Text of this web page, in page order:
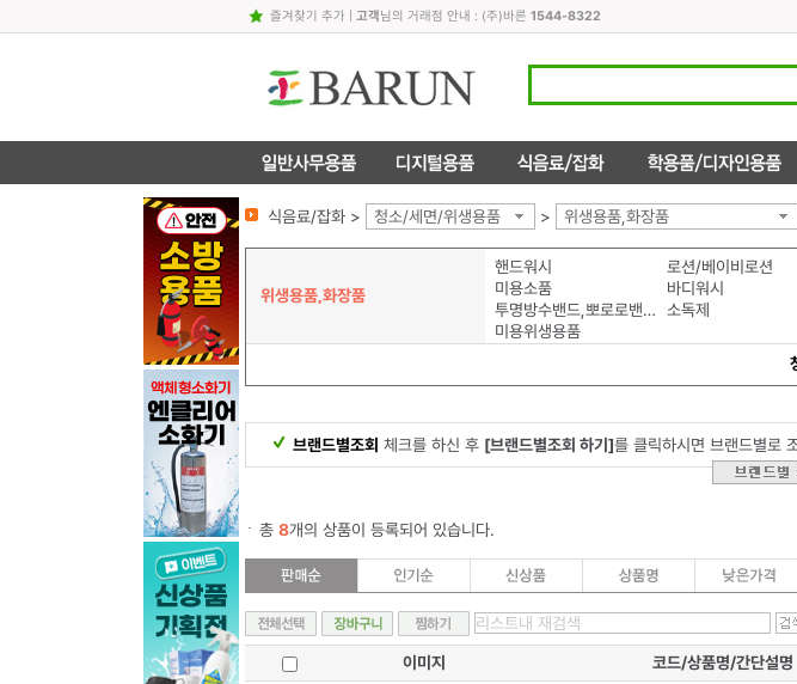
즐겨찾기 추가| 고객님의 거래점 안내 : (주)바른 1544-8322
식음료/잡화 > 청소/세면/위생용품 > 위생용품,화장품
위생용품,화장품
핸드워시 로션/베이비로션
미용소품
바디워시
투명방수밴드,뽀로로밴드
소독제
미용위생용품
브랜드별조회 체크를 하신 후 [브랜드별조회 하기]를 클릭하시면 브랜드별로
총 8개의 상품이 등록되어 있습니다.
이미지
코드/상품명/간단설명